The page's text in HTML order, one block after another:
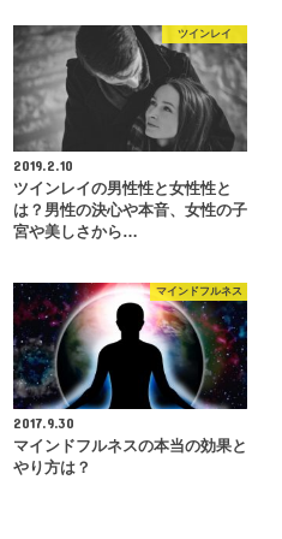
ツインレイ
2019.2.10
ツインレイの男性性と女性性と
は？男性の決心や本音、女性の子
宮や美しさから…
マインドフルネス
2017.9.30
マインドフルネスの本当の効果と
やり方は？